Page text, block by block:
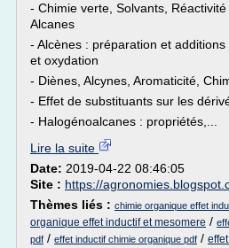
- Chimie verte, Solvants,
Alcanes
- Alcènes : préparation et
et oxydation
- Diènes, Alcynes, Aromaticité,
- Effet de substituants sur les
- Halogénoalcanes : propriétés,...
Lire la suite
Date: 2019-04-22 08:46:05
Site : https://
Thèmes liés : chimie organique effet
organique effet inductif et mesomere /
pdf / effet inductif chimie organique pdf /